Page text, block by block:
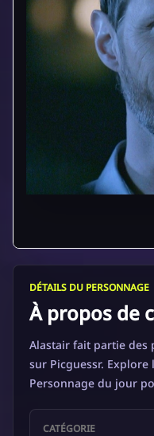
DÉTAILS DU PERSONNAGE
À propos de
Alastair fait partie des
sur Picguessr.
Personnage du jour
CATÉGORIE